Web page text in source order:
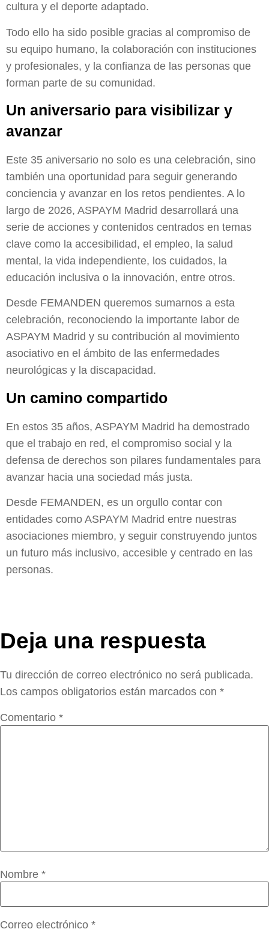
cultura y el deporte adaptado.
Todo ello ha sido posible gracias al compromiso de
su equipo humano, la colaboración con instituciones
y profesionales, y la confianza de las personas que
forman parte de su comunidad.
Un aniversario para visibilizar y
avanzar
Este 35 aniversario no solo es una celebración, sino
también una oportunidad para seguir generando
conciencia y avanzar en los retos pendientes. A lo
largo de 2026, ASPAYM Madrid desarrollará una
serie de acciones y contenidos centrados en temas
clave como la accesibilidad, el empleo, la salud
mental, la vida independiente, los cuidados, la
educación inclusiva o la innovación, entre otros.
Desde FEMANDEN queremos sumarnos a esta
celebración, reconociendo la importante labor de
ASPAYM Madrid y su contribución al movimiento
asociativo en el ámbito de las enfermedades
neurológicas y la discapacidad.
Un camino compartido
En estos 35 años, ASPAYM Madrid ha demostrado
que el trabajo en red, el compromiso social y la
defensa de derechos son pilares fundamentales para
avanzar hacia una sociedad más justa.
Desde FEMANDEN, es un orgullo contar con
entidades como ASPAYM Madrid entre nuestras
asociaciones miembro, y seguir construyendo juntos
un futuro más inclusivo, accesible y centrado en las
personas.
Deja una respuesta
Tu dirección de correo electrónico no será publicada.
Los campos obligatorios están marcados con *
Comentario *
Nombre *
Correo electrónico *